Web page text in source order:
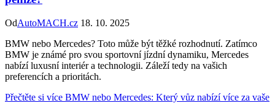
OdAutoMACH.cz 18. 10. 2025
BMW nebo Mercedes? Toto může být těžké rozhodnutí. Zatímco
BMW je známé pro svou sportovní jízdní dynamiku, Mercedes
nabízí luxusní interiér a technologii. Záleží tedy na vašich
preferencích a prioritách.
Přečtěte si více BMW nebo Mercedes: Který vůz nabízí více za vaše